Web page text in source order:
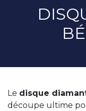
Le disque
découpe ultime